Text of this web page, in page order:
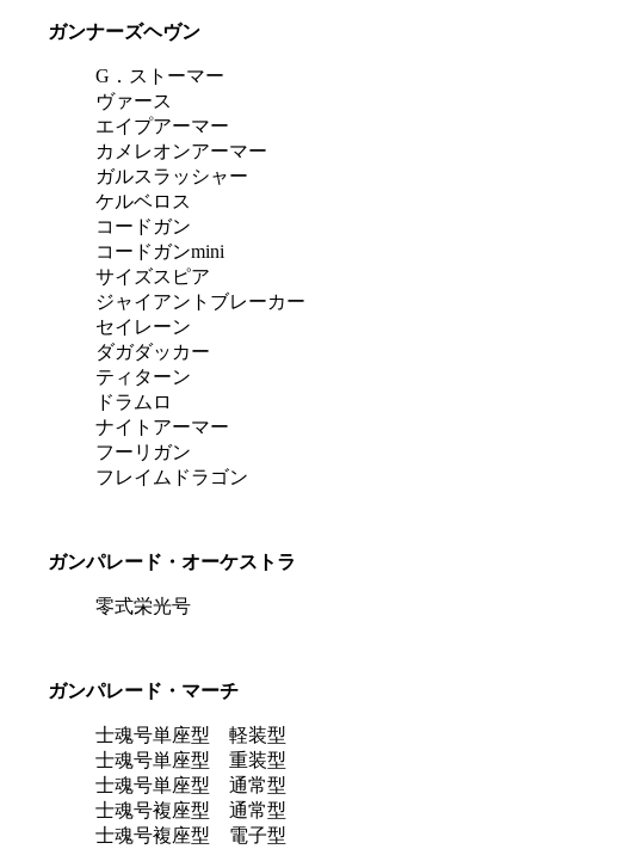
ガンナーズヘヴン
G．ストーマー
ヴァース
エイプアーマー
カメレオンアーマー
ガルスラッシャー
ケルベロス
コードガン
コードガンmini
サイズスピア
ジャイアントブレーカー
セイレーン
ダガダッカー
ティターン
ドラムロ
ナイトアーマー
フーリガン
フレイムドラゴン
ガンパレード・オーケストラ
零式栄光号
ガンパレード・マーチ
士魂号単座型 軽装型
士魂号単座型 重装型
士魂号単座型 通常型
士魂号複座型 通常型
士魂号複座型 電子型